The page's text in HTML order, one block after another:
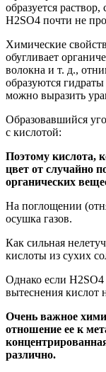
образуется
Н2SO4 почти не
Химические
обугливает
волокна и т. д.,
образуются
можно выразить
Образовавшийся
с кислотой:
Поэтому кислота,
цвет от случайно
органических
На поглощении
осушка газов.
Как сильная
кислоты из сухих
Однако если Н2SO4
вытеснения кислот
Очень важное
отношение ее к
различно.